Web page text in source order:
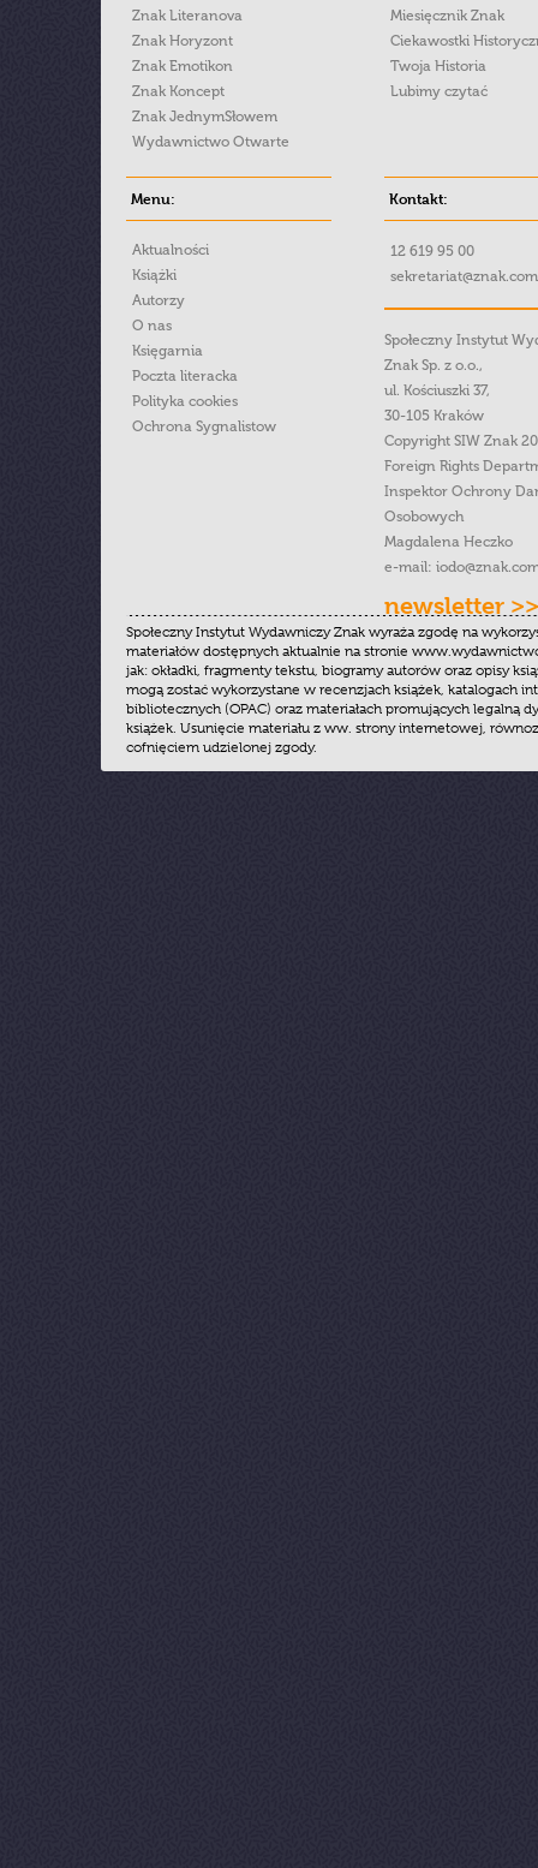
Znak Literanova
Znak Horyzont
Znak Emotikon
Znak Koncept
Znak JednymSłowem
Wydawnictwo Otwarte
Miesięcznik Znak
Ciekawostki
Twoja Historia
Lubimy czytać
Menu:
Aktualności
Książki
Autorzy
O nas
Księgarnia
Poczta literacka
Polityka cookies
Ochrona Sygnalistow
Kontakt:
12 619 95 00
Społeczny Instytut
Znak Sp. z o.o.,
ul. Kościuszki 37,
30-105 Kraków
Copyright SIW Znak
Foreign Rights
Inspektor Ochrony
Osobowych
Magdalena Heczko
e-mail:
newsletter >>
Społeczny Instytut Wydawniczy Znak wyraża zgodę na
materiałów dostępnych aktualnie na stronie
jak: okładki, fragmenty tekstu, biogramy autorów oraz opisy
mogą zostać wykorzystane w recenzjach książek, katalogach
bibliotecznych (OPAC) oraz materiałach promujących legalną
książek. Usunięcie materiału z ww. strony internetowej,
cofnięciem udzielonej zgody.